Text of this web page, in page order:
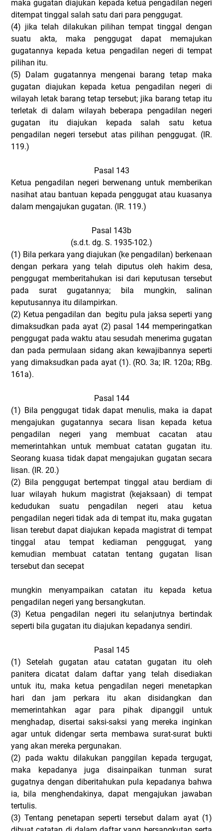
maka gugatan diajukan kepada ketua pengadilan negeri
ditempat tinggal salah satu dari para penggugat.
(4) jika telah dilakukan pilihan tempat tinggal dengan
suatu akta, maka penggugat dapat memajukan
gugatannya kepada ketua pengadilan negeri di tempat
pilihan itu.
(5) Dalam gugatannya mengenai barang tetap maka
gugatan diajukan kepada ketua pengadilan negeri di
wilayah letak barang tetap tersebut; jika barang tetap itu
terletak di dalam wilayah beberapa pengadilan negeri
gugatan itu diajukan kepada salah satu ketua
pengadilan negeri tersebut atas pilihan penggugat. (IR.
119.)
Pasal 143
Ketua pengadilan negeri berwenang untuk memberikan
nasihat atau bantuan kepada penggugat atau kuasanya
dalam mengajukan gugatan. (IR. 119.)
Pasal 143b
(s.d.t. dg. S. 1935-102.)
(1) Bila perkara yang diajukan (ke pengadilan) berkenaan
dengan perkara yang telah diputus oleh hakim desa,
penggugat memberitahukan isi dari keputusan tersebut
pada surat gugatannya; bila mungkin, salinan
keputusannya itu dilampirkan.
(2) Ketua pengadilan dan begitu pula jaksa seperti yang
dimaksudkan pada ayat (2) pasal 144 memperingatkan
penggugat pada waktu atau sesudah menerima gugatan
dan pada permulaan sidang akan kewajibannya seperti
yang dimaksudkan pada ayat (1). (RO. 3a; IR. 120a; RBg.
161a).
Pasal 144
(1) Bila penggugat tidak dapat menulis, maka ia dapat
mengajukan gugatannya secara lisan kepada ketua
pengadilan negeri yang membuat cacatan atau
memerintahkan untuk membuat catatan gugatan itu.
Seorang kuasa tidak dapat mengajukan gugatan secara
lisan. (IR. 20.)
(2) Bila penggugat bertempat tinggal atau berdiam di
luar wilayah hukum magistrat (kejaksaan) di tempat
kedudukan suatu pengadilan negeri atau ketua
pengadilan negeri tidak ada di tempat itu, maka gugatan
lisan terebut dapat diajukan kepada magistrat di tempat
tinggal atau tempat kediaman penggugat, yang
kemudian membuat catatan tentang gugatan lisan
tersebut dan secepat
mungkin menyampaikan catatan itu kepada ketua
pengadilan negeri yang bersangkutan.
(3) Ketua pengadilan negeri itu selanjutnya bertindak
seperti bila gugatan itu diajukan kepadanya sendiri.
Pasal 145
(1)
Setelah gugatan atau catatan gugatan itu oleh
panitera dicatat dalam daftar yang telah disediakan
untuk itu, maka ketua pengadilan negeri menetapkan
hari dan jam perkara itu akan disidangkan dan
memerintahkan agar para pihak dipanggil untuk
menghadap, disertai saksi-saksi yang mereka inginkan
agar untuk didengar serta membawa surat-surat bukti
yang akan mereka pergunakan.
(2) pada waktu dilakukan panggilan kepada tergugat,
maka kepadanya juga disainpaikan tunman surat
gugatnya dengan diberitahukan pula kepadanya bahwa
ia, bila menghendakinya, dapat mengajukan jawaban
tertulis.
(3) Tentang penetapan seperti tersebut dalam ayat (1)